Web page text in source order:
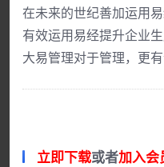
在未来的世纪善加运用
有效运用易经提升企业
大易管理对于管理，更
立即下载或者加入会